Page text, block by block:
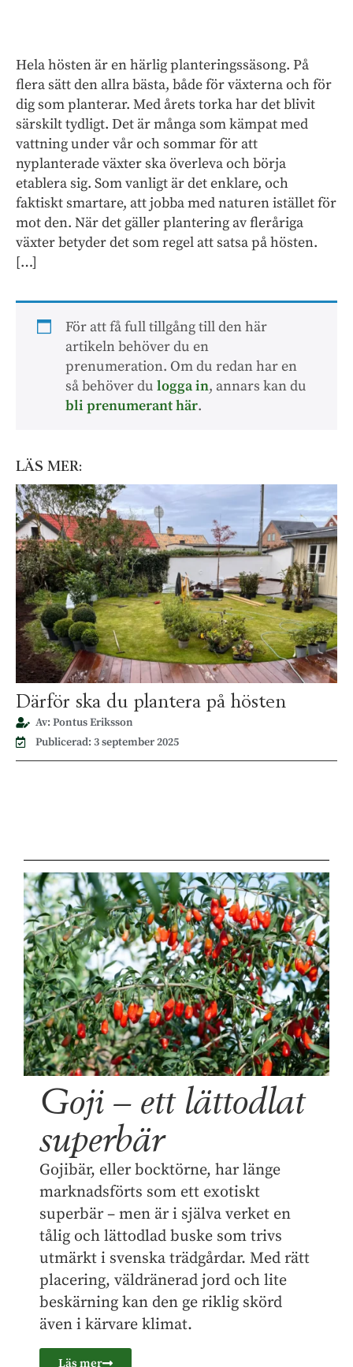
Hela hösten är en härlig planteringssäsong. På
flera sätt den allra bästa, både för växterna och för
dig som planterar. Med årets torka har det blivit
särskilt tydligt. Det är många som kämpat med
vattning under vår och sommar för att
nyplanterade växter ska överleva och börja
etablera sig. Som vanligt är det enklare, och
faktiskt smartare, att jobba med naturen istället för
mot den. När det gäller plantering av fleråriga
växter betyder det som regel att satsa på hösten.
[…]
För att få full tillgång till den här
artikeln behöver du en
prenumeration. Om du redan har en
så behöver du logga in, annars kan du
bli prenumerant här.
LÄS MER:
Därför ska du plantera på hösten
Av: Pontus Eriksson
Publicerad: 3 september 2025
Goji – ett lättodlat
superbär
Gojibär, eller bocktörne, har länge
marknadsförts som ett exotiskt
superbär – men är i själva verket en
tålig och lättodlad buske som trivs
utmärkt i svenska trädgårdar. Med rätt
placering, väldränerad jord och lite
beskärning kan den ge riklig skörd
även i kärvare klimat.
Läs mer